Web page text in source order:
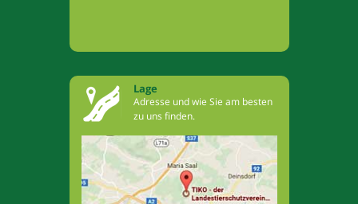
Lage
Adresse und wie Sie am besten
zu uns finden.